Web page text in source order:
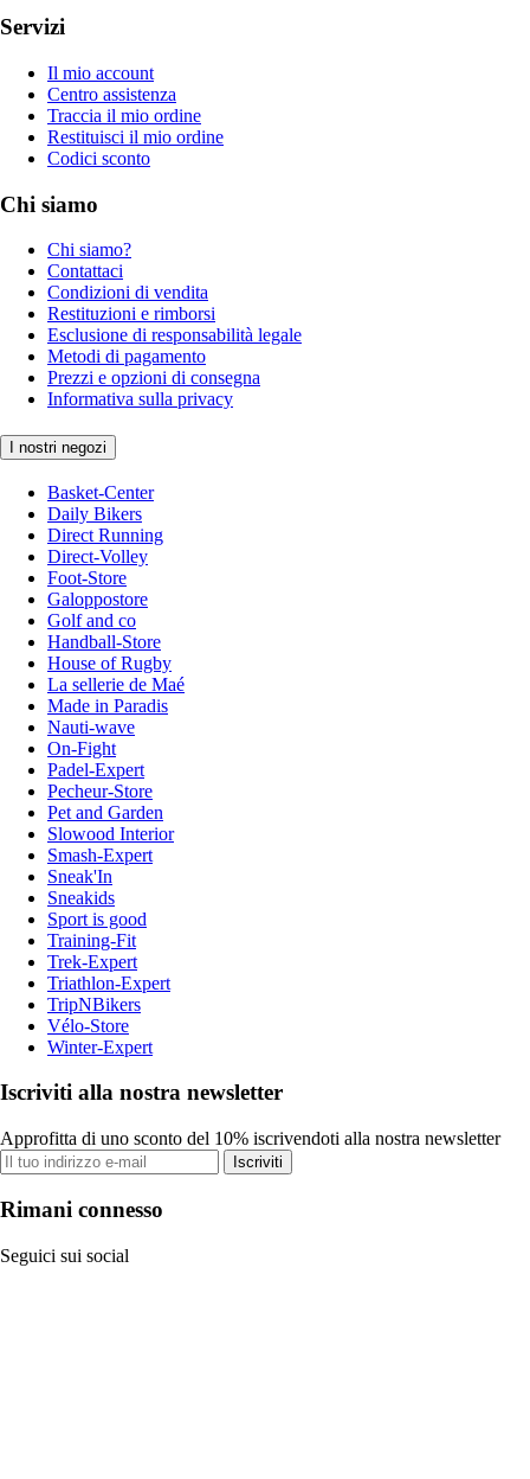
Servizi
Il mio account
Centro assistenza
Traccia il mio ordine
Restituisci il mio ordine
Codici sconto
Chi siamo
Chi siamo?
Contattaci
Condizioni di vendita
Restituzioni e rimborsi
Esclusione di responsabilità legale
Metodi di pagamento
Prezzi e opzioni di consegna
Informativa sulla privacy
I nostri negozi
Basket-Center
Daily Bikers
Direct Running
Direct-Volley
Foot-Store
Galoppostore
Golf and co
Handball-Store
House of Rugby
La sellerie de Maé
Made in Paradis
Nauti-wave
On-Fight
Padel-Expert
Pecheur-Store
Pet and Garden
Slowood Interior
Smash-Expert
Sneak'In
Sneakids
Sport is good
Training-Fit
Trek-Expert
Triathlon-Expert
TripNBikers
Vélo-Store
Winter-Expert
Iscriviti alla nostra newsletter
Approfitta di uno sconto del 10% iscrivendoti alla nostra newsletter
Iscriviti
Rimani connesso
Seguici sui social